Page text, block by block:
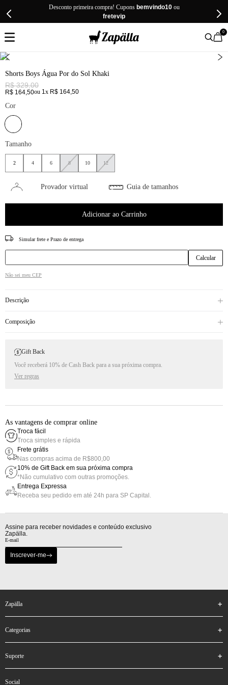
Desconto primeira compra! Cupons bemvindo10ou
fretevip
0
Shorts Boys Água Por do Sol Khaki
R$ 329,00
R$ 164,50ou 1x R$ 164,50
Cor
Tamanho
2 4 6 8 10 12
Provador virtual Guia de tamanhos
Adicionar ao Carrinho
CEP
Não sei meu CEP
Descrição
Composição
Gift Back
Você receberá 10% de Cash Back para a sua próxima compra.
Ver regras
As vantagens de comprar online
Troca fácil
Troca simples e rápida
Frete grátis
Nas compras acima de R$800,00
10% de Gift Back em sua próxima compra
*Não cumulativo com outras promoções.
Entrega Expressa
Receba seu pedido em até 24h para SP Capital.
Assine para receber novidades e conteúdo exclusivo
Zapälla.
Inscrever-me
zapälla
categorias
suporte
social